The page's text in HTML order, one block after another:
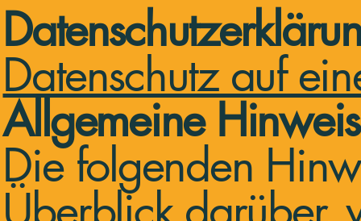
Datenschutz auf
Allgemeine
Die folgenden